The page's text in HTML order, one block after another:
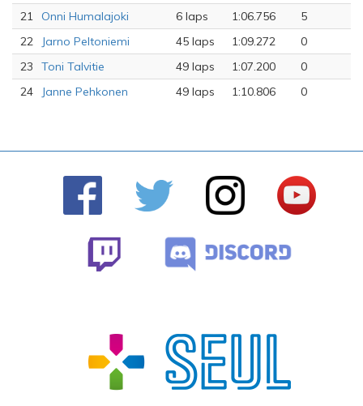
21
Onni Humalajoki 6 laps 1:06.756
5
22
Jarno Peltoniemi 45 laps 1:09.272
0
23
Toni Talvitie 49 laps 1:07.200
0
24
Janne Pehkonen 49 laps 1:10.806 0